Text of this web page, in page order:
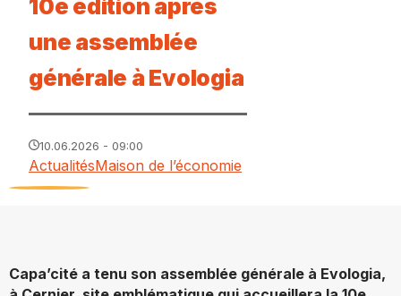
10e édition après
une assemblée
générale à Evologia
10.06.2026 - 09:00
ActualitésMaison de l’économie
Capa’cité a tenu son assemblée générale à Evologia,